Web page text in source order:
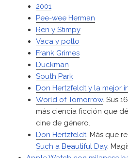
2001
Pee-wee Herman
Ren y Stimpy
Vaca y pollo
Frank Grimes
Duckman
South Park
Don Hertzfeldt y la mejor
World of Tomorrow. Sus
más ciencia ficción que
cine de género.
Don Hertzfeldt. Más que
Such a Beautiful Day.